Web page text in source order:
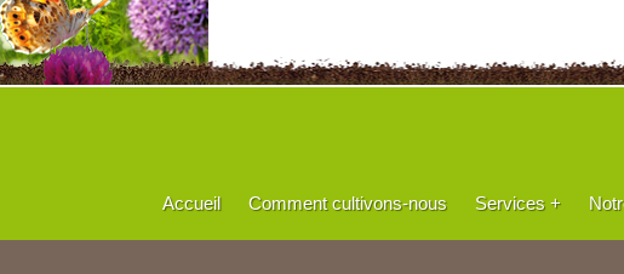
Accueil Comment cultivons-nous Services +